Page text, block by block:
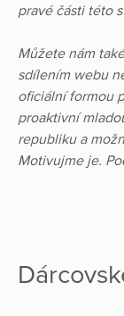
pravé části této
Můžete nám
sdílením webu
oficiální formou
proaktivní
republiku a
Motivujme je.